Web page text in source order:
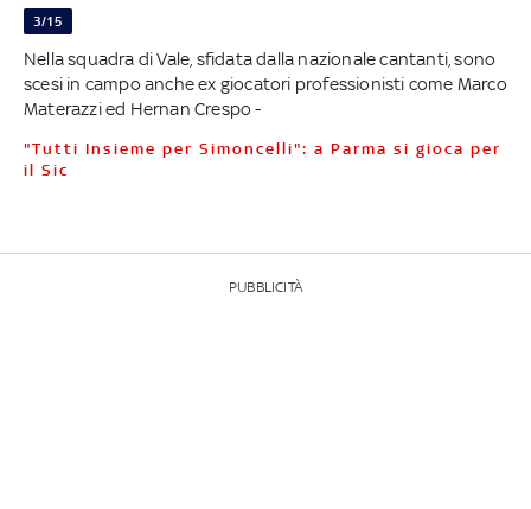
3/15
Nella squadra di Vale, sfidata dalla nazionale cantanti, sono
scesi in campo anche ex giocatori professionisti come Marco
Materazzi ed Hernan Crespo -
"Tutti Insieme per Simoncelli": a Parma si gioca per
il Sic
PUBBLICITÀ